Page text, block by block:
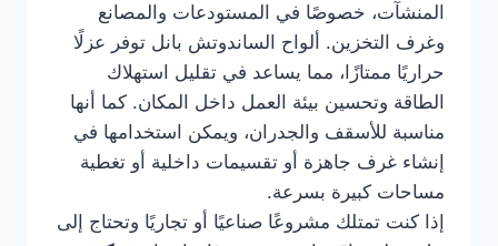
المنشآت، خصوصًا في المستودعات والمصانع
وغرف التخزين. ألواح الساندوتش بانل توفر عزلًا
حراريًا ممتازًا، مما يساعد في تقليل استهلاك
الطاقة وتحسين بيئة العمل داخل المكان. كما أنها
مناسبة للأسقف والجدران، ويمكن استخدامها في
إنشاء غرف جاهزة أو تقسيمات داخلية أو تغطية
مساحات كبيرة بسرعة.
إذا كنت تمتلك مشروعًا صناعيًا أو تجاريًا وتحتاج إلى